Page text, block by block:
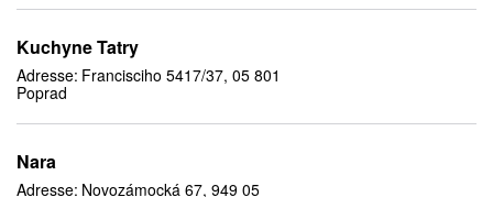
Kuchyne Tatry
Adresse: Francisciho 5417/37, 05 801
Poprad
Nara
Adresse: Novozámocká 67, 949 05